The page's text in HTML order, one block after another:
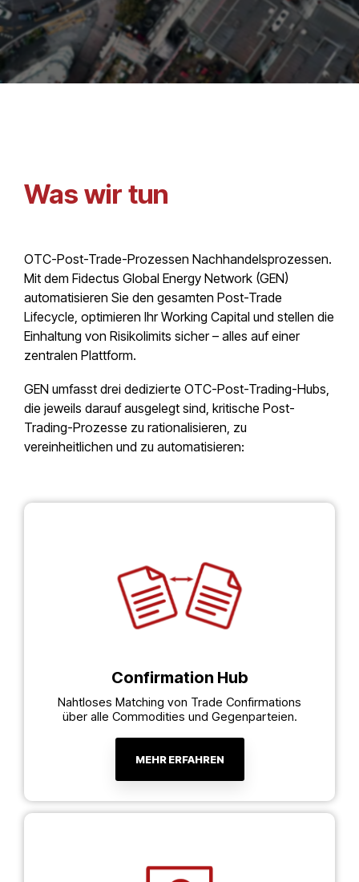
Was wir tun
OTC-Post-Trade-Prozessen Nachhandelsprozessen.
Mit dem Fidectus Global Energy Network (GEN)
automatisieren Sie den gesamten Post-Trade
Lifecycle, optimieren Ihr Working Capital und stellen die
Einhaltung von Risikolimits sicher – alles auf einer
zentralen Plattform.
GEN umfasst drei dedizierte OTC-Post-Trading-Hubs,
die jeweils darauf ausgelegt sind, kritische Post-
Trading-Prozesse zu rationalisieren, zu
vereinheitlichen und zu automatisieren:
Confirmation Hub
Nahtloses Matching von Trade Confirmations
über alle Commodities und Gegenparteien.
MEHR ERFAHREN